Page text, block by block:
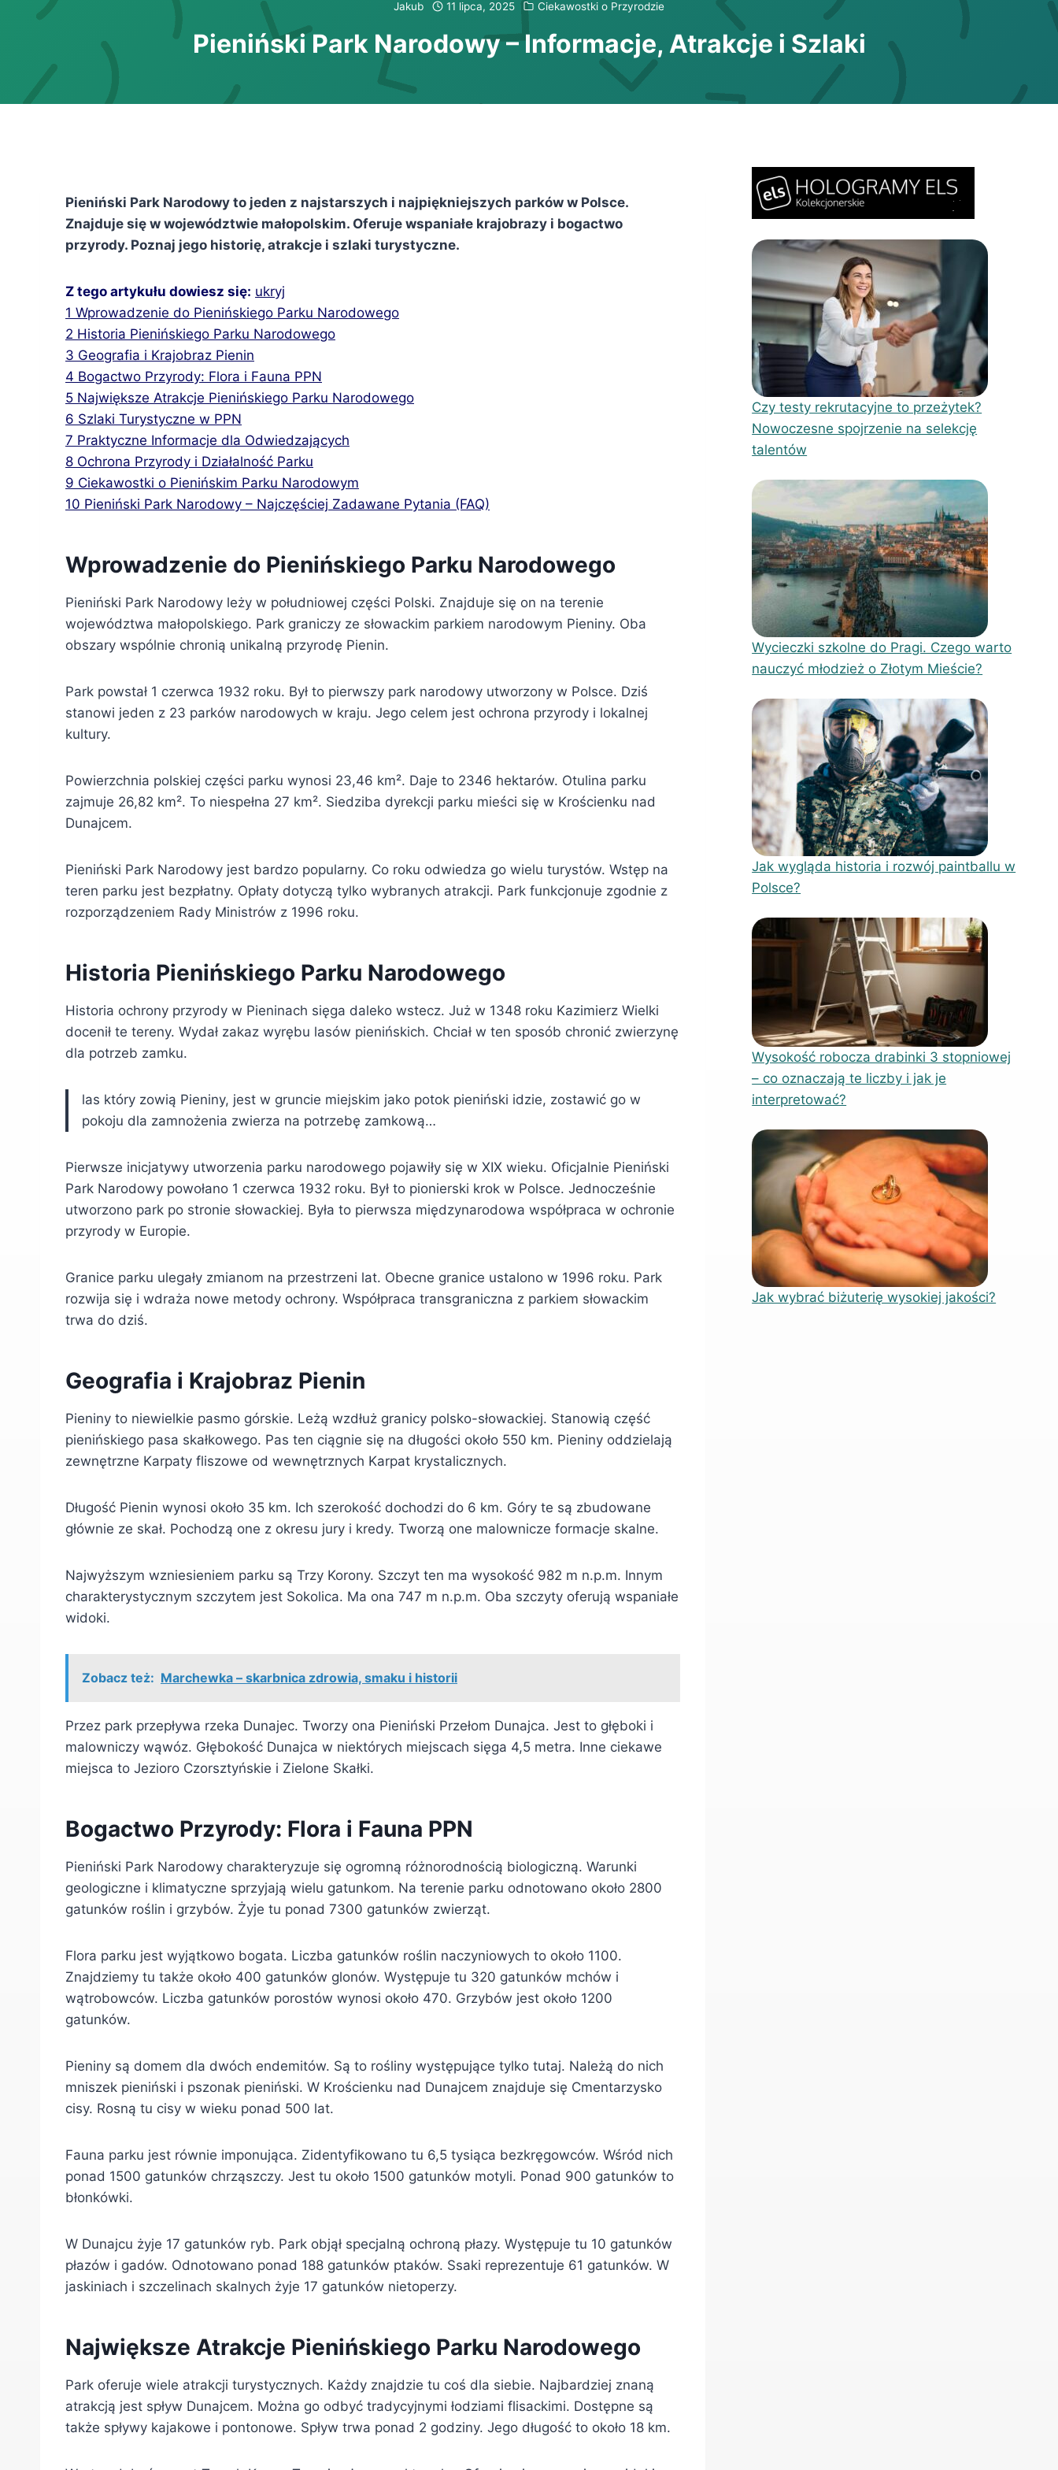
Jakub 11 lipca, 2025 Ciekawostki o Przyrodzie
Pieniński Park Narodowy – Informacje, Atrakcje i Szlaki
Pieniński Park Narodowy to jeden z najstarszych i najpiękniejszych parków w Polsce.
Znajduje się w województwie małopolskim. Oferuje wspaniałe krajobrazy i bogactwo
przyrody. Poznaj jego historię, atrakcje i szlaki turystyczne.
Z tego artykułu dowiesz się: ukryj
1 Wprowadzenie do Pienińskiego Parku Narodowego
2 Historia Pienińskiego Parku Narodowego
3 Geografia i Krajobraz Pienin
4 Bogactwo Przyrody: Flora i Fauna PPN
5 Największe Atrakcje Pienińskiego Parku Narodowego
6 Szlaki Turystyczne w PPN
7 Praktyczne Informacje dla Odwiedzających
8 Ochrona Przyrody i Działalność Parku
9 Ciekawostki o Pienińskim Parku Narodowym
10 Pieniński Park Narodowy – Najczęściej Zadawane Pytania (FAQ)
Wprowadzenie do Pienińskiego Parku Narodowego
Pieniński Park Narodowy leży w południowej części Polski. Znajduje się on na terenie
województwa małopolskiego. Park graniczy ze słowackim parkiem narodowym Pieniny. Oba
obszary wspólnie chronią unikalną przyrodę Pienin.
Park powstał 1 czerwca 1932 roku. Był to pierwszy park narodowy utworzony w Polsce. Dziś
stanowi jeden z 23 parków narodowych w kraju. Jego celem jest ochrona przyrody i lokalnej
kultury.
Powierzchnia polskiej części parku wynosi 23,46 km². Daje to 2346 hektarów. Otulina parku
zajmuje 26,82 km². To niespełna 27 km². Siedziba dyrekcji parku mieści się w Krościenku nad
Dunajcem.
Pieniński Park Narodowy jest bardzo popularny. Co roku odwiedza go wielu turystów. Wstęp na
teren parku jest bezpłatny. Opłaty dotyczą tylko wybranych atrakcji. Park funkcjonuje zgodnie z
rozporządzeniem Rady Ministrów z 1996 roku.
Historia Pienińskiego Parku Narodowego
Historia ochrony przyrody w Pieninach sięga daleko wstecz. Już w 1348 roku Kazimierz Wielki
docenił te tereny. Wydał zakaz wyrębu lasów pienińskich. Chciał w ten sposób chronić zwierzynę
dla potrzeb zamku.
las który zowią Pieniny, jest w gruncie miejskim jako potok pieniński idzie, zostawić go w
pokoju dla zamnożenia zwierza na potrzebę zamkową…
Pierwsze inicjatywy utworzenia parku narodowego pojawiły się w XIX wieku. Oficjalnie Pieniński
Park Narodowy powołano 1 czerwca 1932 roku. Był to pionierski krok w Polsce. Jednocześnie
utworzono park po stronie słowackiej. Była to pierwsza międzynarodowa współpraca w ochronie
przyrody w Europie.
Granice parku ulegały zmianom na przestrzeni lat. Obecne granice ustalono w 1996 roku. Park
rozwija się i wdraża nowe metody ochrony. Współpraca transgraniczna z parkiem słowackim
trwa do dziś.
Geografia i Krajobraz Pienin
Pieniny to niewielkie pasmo górskie. Leżą wzdłuż granicy polsko-słowackiej. Stanowią część
pienińskiego pasa skałkowego. Pas ten ciągnie się na długości około 550 km. Pieniny oddzielają
zewnętrzne Karpaty fliszowe od wewnętrznych Karpat krystalicznych.
Długość Pienin wynosi około 35 km. Ich szerokość dochodzi do 6 km. Góry te są zbudowane
głównie ze skał. Pochodzą one z okresu jury i kredy. Tworzą one malownicze formacje skalne.
Najwyższym wzniesieniem parku są Trzy Korony. Szczyt ten ma wysokość 982 m n.p.m. Innym
charakterystycznym szczytem jest Sokolica. Ma ona 747 m n.p.m. Oba szczyty oferują wspaniałe
widoki.
Zobacz też: Marchewka – skarbnica zdrowia, smaku i historii
Przez park przepływa rzeka Dunajec. Tworzy ona Pieniński Przełom Dunajca. Jest to głęboki i
malowniczy wąwóz. Głębokość Dunajca w niektórych miejscach sięga 4,5 metra. Inne ciekawe
miejsca to Jezioro Czorsztyńskie i Zielone Skałki.
Bogactwo Przyrody: Flora i Fauna PPN
Pieniński Park Narodowy charakteryzuje się ogromną różnorodnością biologiczną. Warunki
geologiczne i klimatyczne sprzyjają wielu gatunkom. Na terenie parku odnotowano około 2800
gatunków roślin i grzybów. Żyje tu ponad 7300 gatunków zwierząt.
Flora parku jest wyjątkowo bogata. Liczba gatunków roślin naczyniowych to około 1100.
Znajdziemy tu także około 400 gatunków glonów. Występuje tu 320 gatunków mchów i
wątrobowców. Liczba gatunków porostów wynosi około 470. Grzybów jest około 1200
gatunków.
Pieniny są domem dla dwóch endemitów. Są to rośliny występujące tylko tutaj. Należą do nich
mniszek pieniński i pszonak pieniński. W Krościenku nad Dunajcem znajduje się Cmentarzysko
cisy. Rosną tu cisy w wieku ponad 500 lat.
Fauna parku jest równie imponująca. Zidentyfikowano tu 6,5 tysiąca bezkręgowców. Wśród nich
ponad 1500 gatunków chrząszczy. Jest tu około 1500 gatunków motyli. Ponad 900 gatunków to
błonkówki.
W Dunajcu żyje 17 gatunków ryb. Park objął specjalną ochroną płazy. Występuje tu 10 gatunków
płazów i gadów. Odnotowano ponad 188 gatunków ptaków. Ssaki reprezentuje 61 gatunków. W
jaskiniach i szczelinach skalnych żyje 17 gatunków nietoperzy.
Największe Atrakcje Pienińskiego Parku Narodowego
Park oferuje wiele atrakcji turystycznych. Każdy znajdzie tu coś dla siebie. Najbardziej znaną
atrakcją jest spływ Dunajcem. Można go odbyć tradycyjnymi łodziami flisackimi. Dostępne są
także spływy kajakowe i pontonowe. Spływ trwa ponad 2 godziny. Jego długość to około 18 km.
Czy testy rekrutacyjne to przeżytek?
Nowoczesne spojrzenie na selekcję
talentów
Wycieczki szkolne do Pragi. Czego warto
nauczyć młodzież o Złotym Mieście?
Jak wygląda historia i rozwój paintballu w
Polsce?
Wysokość robocza drabinki 3 stopniowej
– co oznaczają te liczby i jak je
interpretować?
Jak wybrać biżuterię wysokiej jakości?